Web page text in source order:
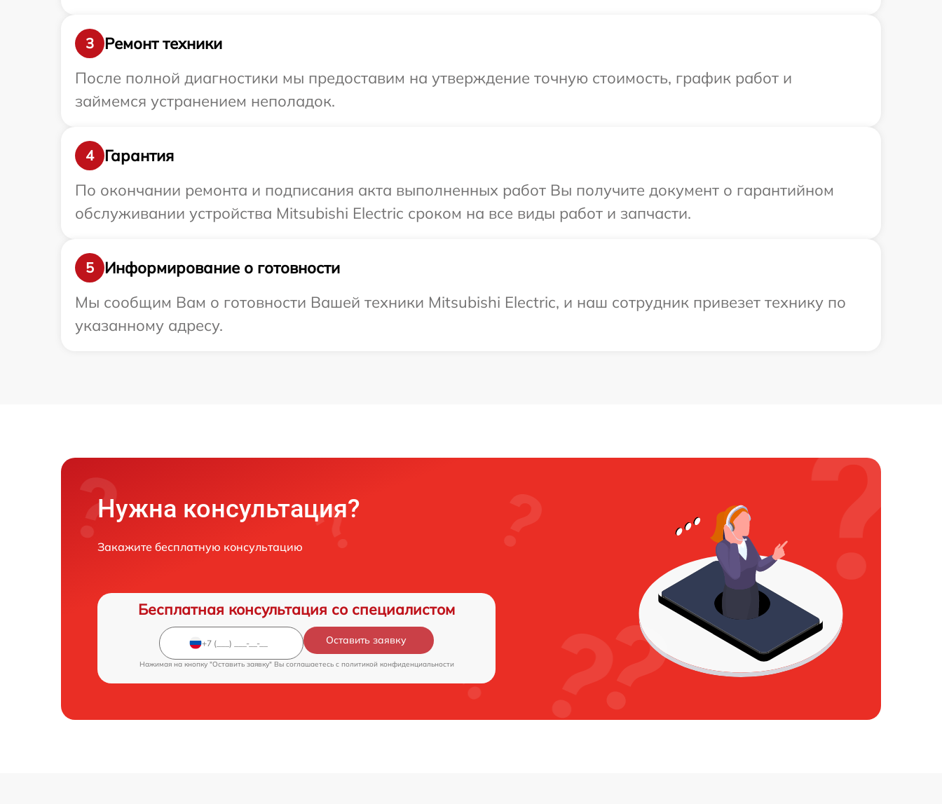
3
Ремонт техники
После полной диагностики мы предоставим на утверждение точную стоимость, график работ и
займемся устранением неполадок.
4
Гарантия
По окончании ремонта и подписания акта выполненных работ Вы получите документ о гарантийном
обслуживании устройства Mitsubishi Electric сроком на все виды работ и запчасти.
5
Информирование о готовности
Мы сообщим Вам о готовности Вашей техники Mitsubishi Electric, и наш сотрудник привезет технику по
указанному адресу.
Нужна консультация?
Закажите бесплатную консультацию
Бесплатная консультация со специалистом
Оставить заявку
Нажимая на кнопку "Оставить заявку" Вы соглашаетесь c политикой конфиденциальности